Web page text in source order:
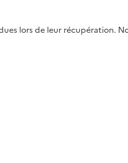
lors de leur récupération.